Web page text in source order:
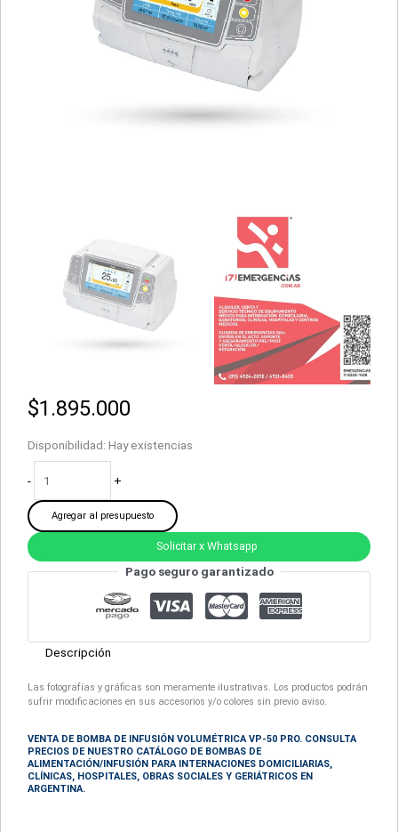
$1.895.000
Disponibilidad: Hay existencias
- +
Agregar al presupuesto
Solicitar x Whatsapp
Pago seguro garantizado
Descripción
Las fotografías y gráficas son meramente ilustrativas. Los productos podrán
sufrir modificaciones en sus accesorios y/o colores sin previo aviso.
VENTA DE BOMBA DE INFUSIÓN VOLUMÉTRICA VP-50 PRO. CONSULTA
PRECIOS DE NUESTRO CATÁLOGO DE BOMBAS DE
ALIMENTACIÓN/INFUSIÓN PARA INTERNACIONES DOMICILIARIAS,
CLÍNICAS, HOSPITALES, OBRAS SOCIALES Y GERIÁTRICOS EN
ARGENTINA.